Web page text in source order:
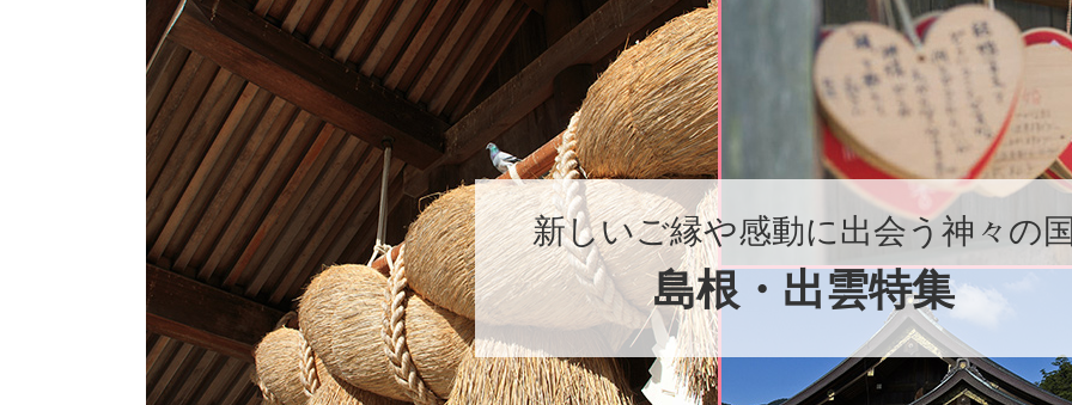
新しいご縁や感動に出会う神々の
島根・出雲特集